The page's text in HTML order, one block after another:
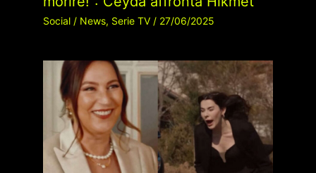
Social/ News, Serie TV/ 27/06/2025